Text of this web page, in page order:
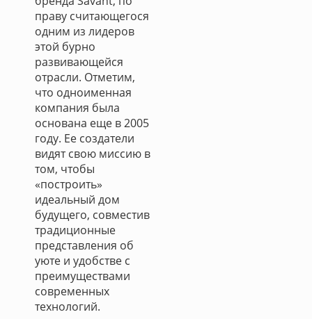
праву считающегося
одним из лидеров
этой бурно
развивающейся
отрасли. Отметим,
что одноименная
компания была
основана еще в 2005
году. Ее создатели
видят свою миссию в
том, чтобы
«построить»
идеальный дом
будущего, совместив
традиционные
представления об
уюте и удобстве с
преимуществами
современных
технологий.